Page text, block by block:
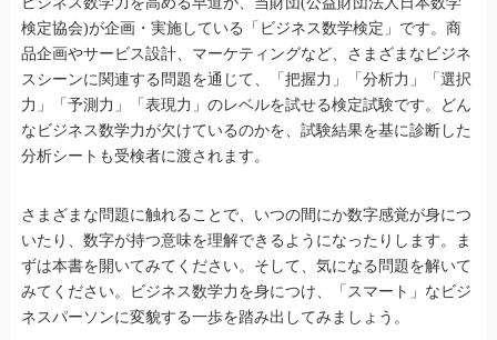
検定協会)が企画・実施している「ビジネス数学検定」です。商
品企画やサービス設計、マーケティングなど、さまざまなビジネ
スシーンに関連する問題を通じて、「把握力」「分析力」「選択
力」「予測力」「表現力」のレベルを試せる検定試験です。どん
なビジネス数学力が欠けているのかを、試験結果を基に診断した
分析シートも受検者に渡されます。
さまざまな問題に触れることで、いつの間にか数字感覚が身につ
いたり、数字が持つ意味を理解できるようになったりします。ま
ずは本書を開いてみてください。そして、気になる問題を解いて
みてください。ビジネス数学力を身につけ、「スマート」なビジ
ネスパーソンに変貌する一歩を踏み出してみましょう。